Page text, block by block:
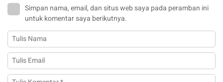
Simpan nama, email, dan situs web saya pada peramban ini
untuk komentar saya berikutnya.